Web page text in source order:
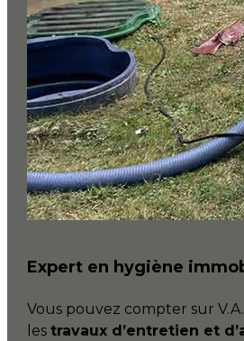
Expert en hygiène
Vous pouvez compter sur
les travaux d’entretien et